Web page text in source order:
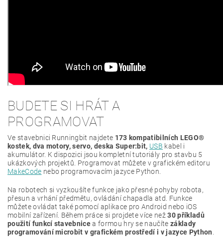
BUDETE SI HRÁT A
PROGRAMOVAT
Ve stavebnici Runningbit najdete 173 kompatibilních LEGO®
kostek, dva motory, servo, deska Super:bit, USB kabel i
akumulátor. K dispozici jsou kompletní tutoriály pro stavbu 5
ukázkových projektů. Programovat můžete v grafickém editoru
MakeCode nebo programovacím jazyce Python.
Na robotech si vyzkoušíte funkce jako přesné pohyby robota,
přesun a vrhání předmětu, ovládání chapadla atd. Funkce
můžete ovládat také pomocí aplikace pro Android nebo iOS
mobilní zařízení. Během práce si projdete více než30 příkladů
použití funkcí stavebnicea formou hry se naučítezáklady
programování microbit v grafickém prostředí i v jazyce Python.